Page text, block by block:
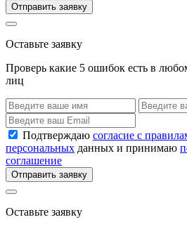
Отправить заявку
Оставьте заявку
Проверь какие 5 ошибок есть в
лиц
Подтверждаю согласие с
персональных данных и принимаю
соглашение
Отправить заявку
Оставьте заявку